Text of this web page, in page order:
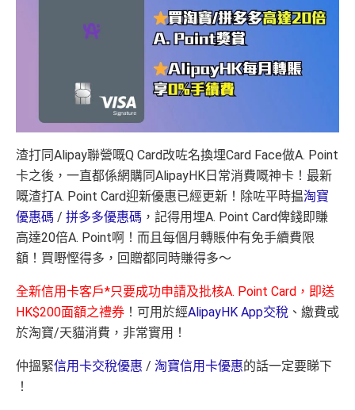
渣打同Alipay聯營嘅Q Card改咗名換埋Card Face做A. Point
卡之後，一直都係網購同AlipayHK日常消費嘅神卡！最新
嘅渣打A. Point Card迎新優惠已經更新！除咗平時揾淘寶
優惠碼 / 拼多多優惠碼 ，記得用埋A. Point Card俾錢即賺
高達20倍A. Point啊！而且每個月轉賬仲有免手續費限
額！買嘢慳得多，回贈都同時賺得多～
全新信用卡客戶*只要成功申請及批核A. Point Card，即送
HK$200面額之禮券 ！可用於經AlipayHK App交稅 、繳費或
於淘寶/天貓消費，非常實用！
仲搵緊信用卡交稅優惠 / 淘寶信用卡優惠的話一定要睇下
！